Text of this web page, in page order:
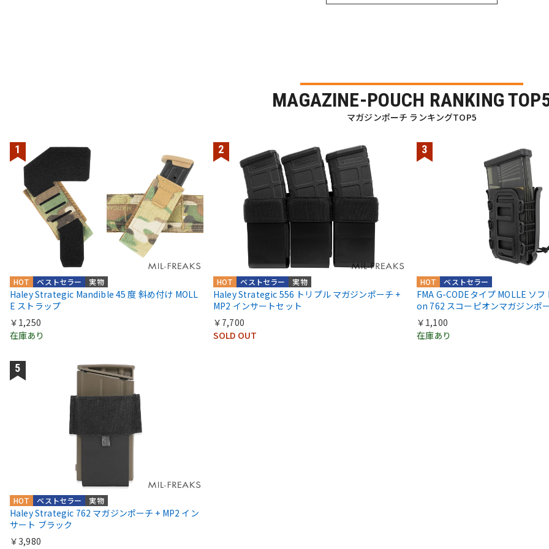
MAGAZINE-POUCH RANKING
マガジンポーチ ランキングTOP5
実物
ベストセラー
HOT
Haley Strategic Mandible 45 度 斜め付け MOLL
E ストラップ
￥1,250
在庫あり
実物
ベストセラー
HOT
Haley Strategic 556 トリプル マガジンポーチ +
MP2 インサートセット
￥7,700
SOLD OUT
ベストセラー
HOT
FMA G-CODEタイプ MOLLE ソ
on 762 スコーピオンマガジンポ
￥1,100
在庫あり
実物
ベストセラー
HOT
Haley Strategic 762 マガジンポーチ + MP2 イン
サート ブラック
￥3,980